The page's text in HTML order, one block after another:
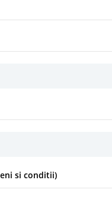
si conditii)